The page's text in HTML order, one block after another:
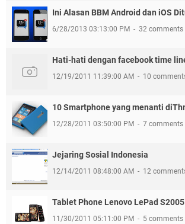
Ini Alasan BBM Android dan iOS
6/28/2013 03:13:00 PM 32 comments
Hati-hati dengan facebook time
12/19/2011 11:39:00 AM 10
10 Smartphone yang menanti
12/28/2011 03:50:00 PM 7 comments
Jejaring Sosial Indonesia
12/14/2011 08:48:00 AM 12
Tablet Phone Lenovo LePad S2005
11/30/2011 05:11:00 PM 5 comments